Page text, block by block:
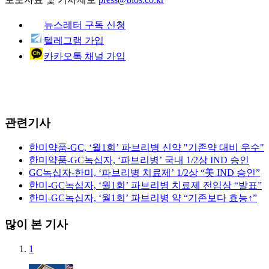
뉴스레터 구독 신청
텔레그램 가입
카카오톡 채널 가입
관련기사
한미약품-GC, ‘월1회’ 파브리병 신약 "기존약 대비 우수"
한미약품-GC녹십자, ‘파브리병’ 국내 1/2상 IND 승인
GC녹십자-한미, ‘파브리병 치료제’ 1/2상 “美 IND 승인”
한미-GC녹십자, ‘월1회’ 파브리병 치료제 전임상 “발표”
한미-GC녹십자, ‘월1회’ 파브리병 약 “기존보다 효능↑”
많이 본 기사
1